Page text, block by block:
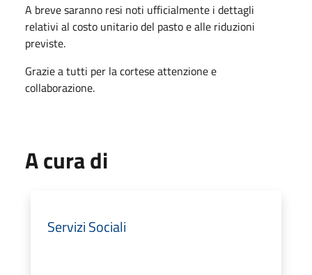
A breve saranno resi noti ufficialmente i dettagli
relativi al costo unitario del pasto e alle riduzioni
previste.
Grazie a tutti per la cortese attenzione e
collaborazione.
A cura di
Servizi Sociali